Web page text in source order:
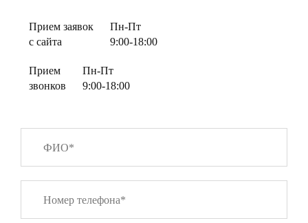
Прием заявок
с сайта
Пн-Пт
9:00-18:00
Прием
звонков
Пн-Пт
9:00-18:00